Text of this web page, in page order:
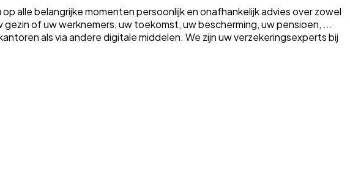
alle belangrijke momenten persoonlijk en onafhankelijk advies over zowel
of uw werknemers, uw toekomst, uw bescherming, uw pensioen, ...
als via andere digitale middelen. We zijn uw verzekeringsexperts bij